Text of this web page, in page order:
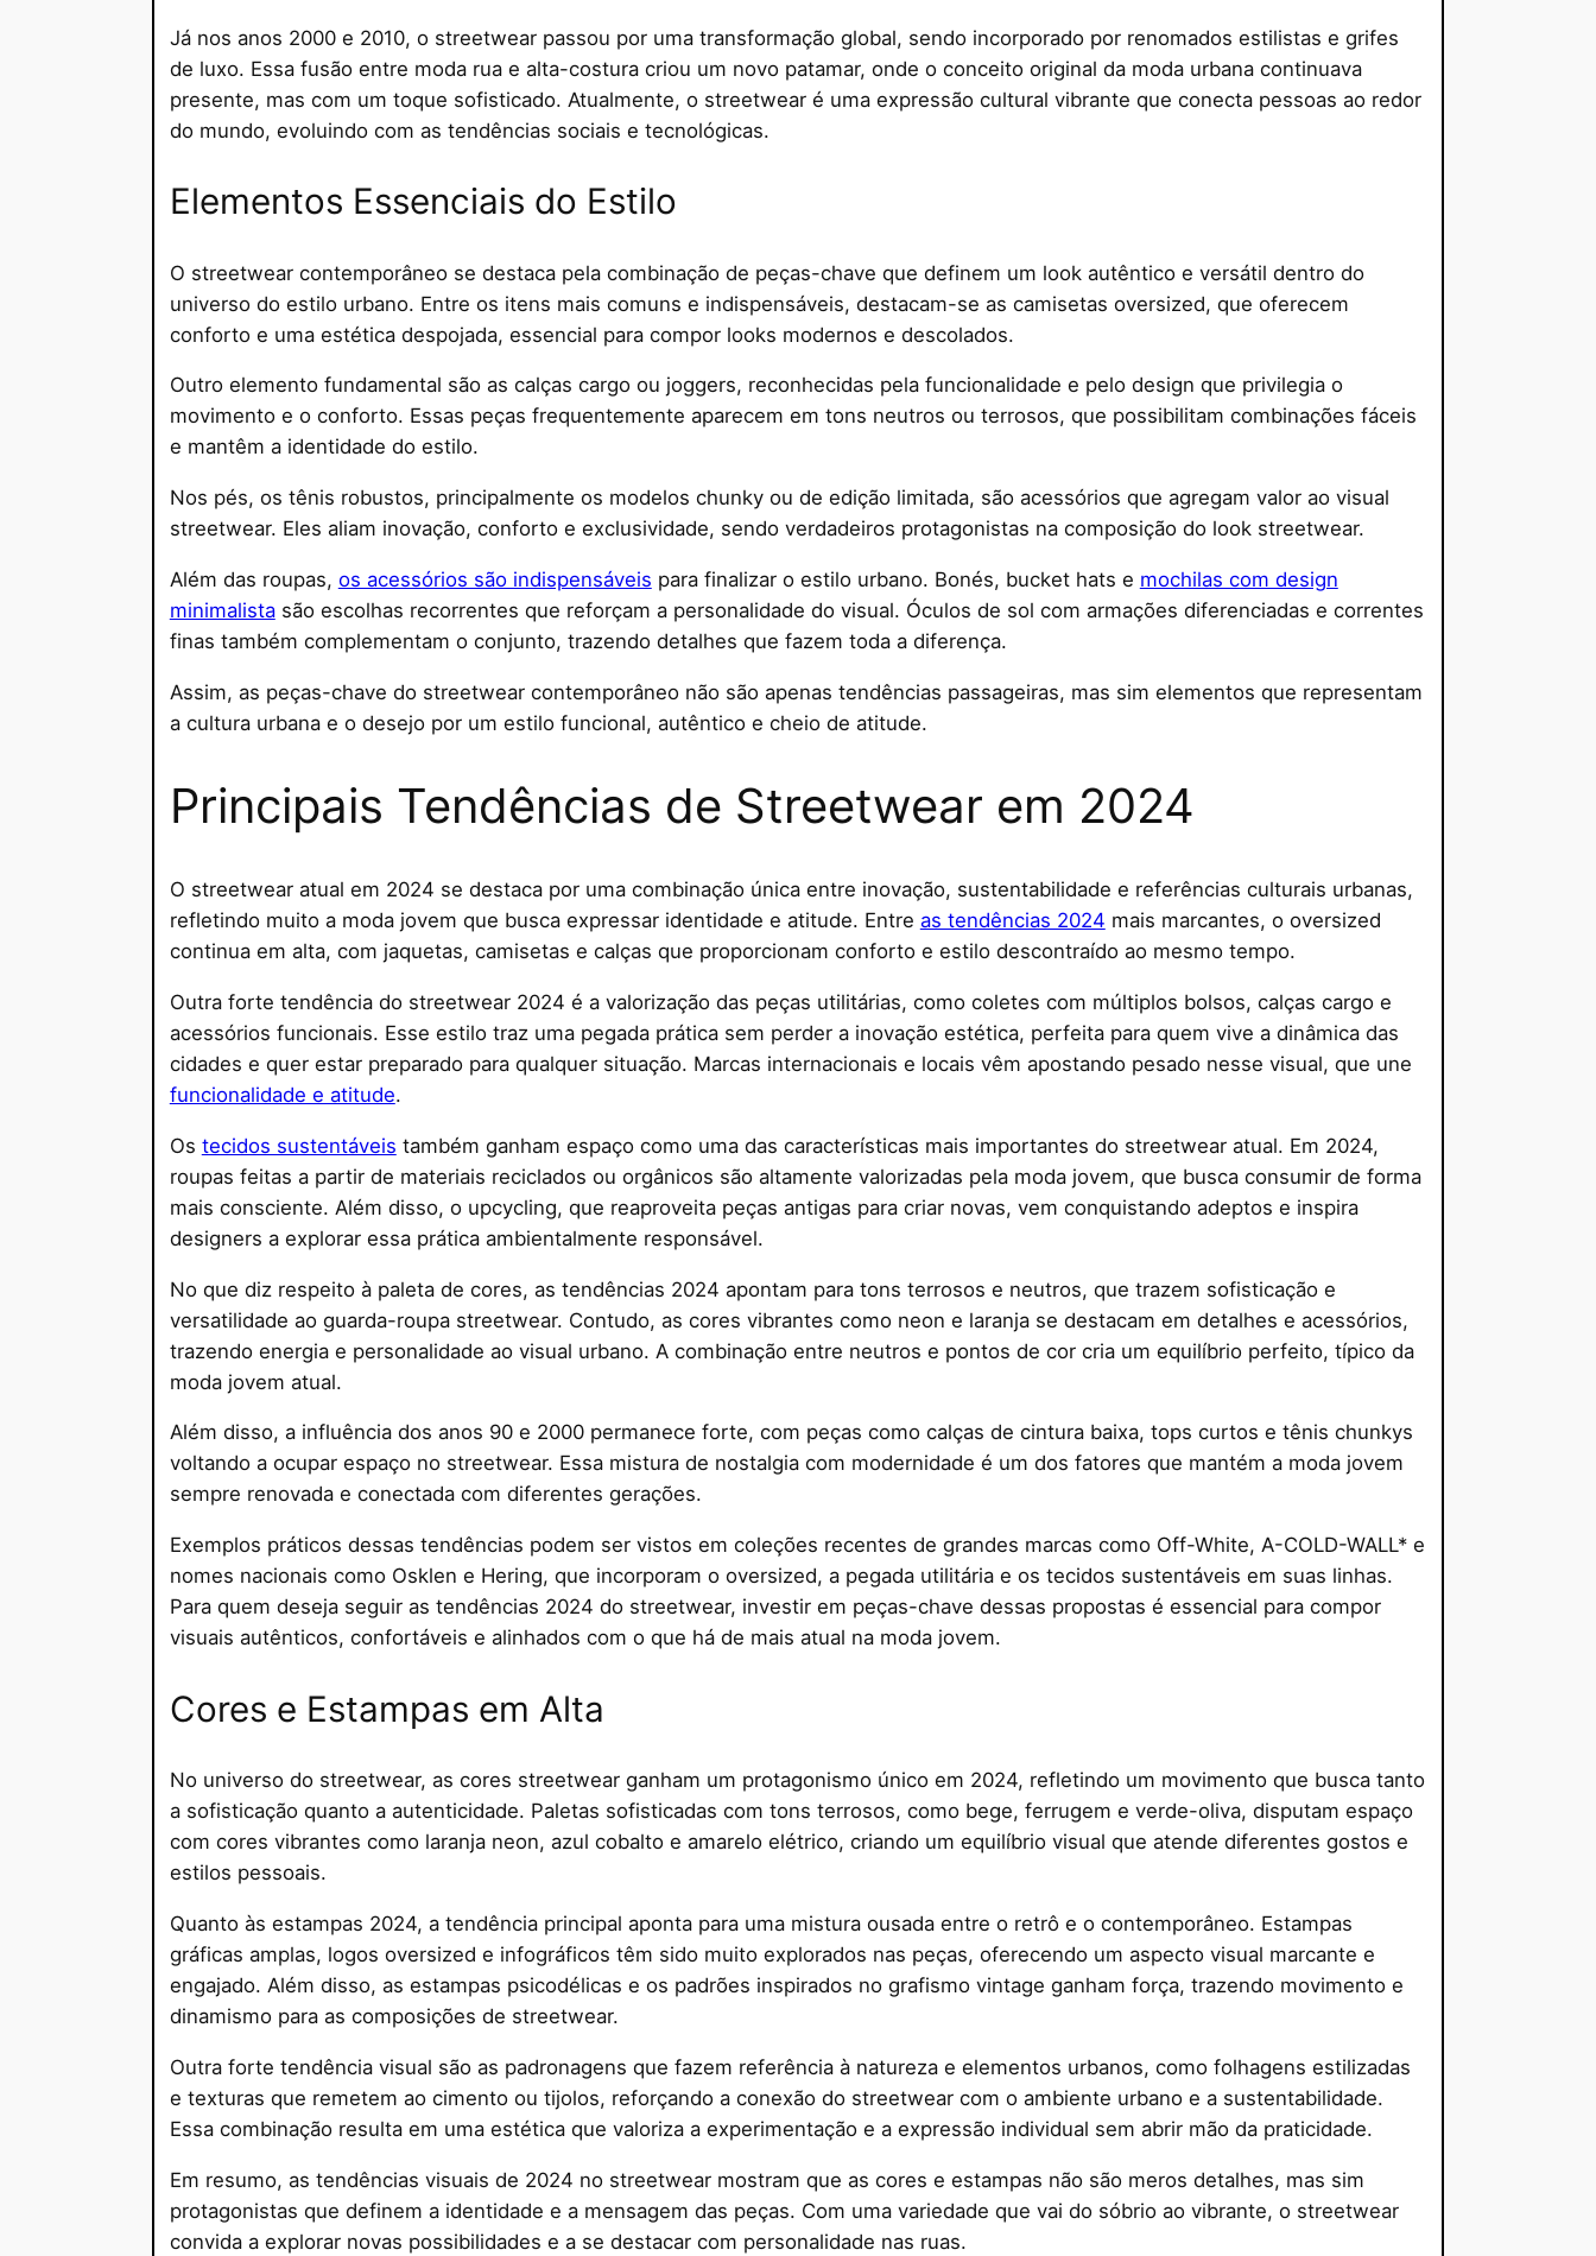
Já nos anos 2000 e 2010, o streetwear passou por uma transformação global, sendo incorporado por renomados estilistas e grifes
de luxo. Essa fusão entre moda rua e alta-costura criou um novo patamar, onde o conceito original da moda urbana continuava
presente, mas com um toque sofisticado. Atualmente, o streetwear é uma expressão cultural vibrante que conecta pessoas ao redor
do mundo, evoluindo com as tendências sociais e tecnológicas.
Elementos Essenciais do Estilo
O streetwear contemporâneo se destaca pela combinação de peças-chave que definem um look autêntico e versátil dentro do
universo do estilo urbano. Entre os itens mais comuns e indispensáveis, destacam-se as camisetas oversized, que oferecem
conforto e uma estética despojada, essencial para compor looks modernos e descolados.
Outro elemento fundamental são as calças cargo ou joggers, reconhecidas pela funcionalidade e pelo design que privilegia o
movimento e o conforto. Essas peças frequentemente aparecem em tons neutros ou terrosos, que possibilitam combinações fáceis
e mantêm a identidade do estilo.
Nos pés, os tênis robustos, principalmente os modelos chunky ou de edição limitada, são acessórios que agregam valor ao visual
streetwear. Eles aliam inovação, conforto e exclusividade, sendo verdadeiros protagonistas na composição do look streetwear.
Além das roupas, os acessórios são indispensáveis para finalizar o estilo urbano. Bonés, bucket hats e mochilas com design
minimalistasão escolhas recorrentes que reforçam a personalidade do visual. Óculos de sol com armações diferenciadas e correntes
finas também complementam o conjunto, trazendo detalhes que fazem toda a diferença.
Assim, as peças-chave do streetwear contemporâneo não são apenas tendências passageiras, mas sim elementos que representam
a cultura urbana e o desejo por um estilo funcional, autêntico e cheio de atitude.
Principais Tendências de Streetwear em 2024
O streetwear atual em 2024 se destaca por uma combinação única entre inovação, sustentabilidade e referências culturais urbanas,
refletindo muito a moda jovem que busca expressar identidade e atitude. Entre as tendências 2024 mais marcantes, o oversized
continua em alta, com jaquetas, camisetas e calças que proporcionam conforto e estilo descontraído ao mesmo tempo.
Outra forte tendência do streetwear 2024 é a valorização das peças utilitárias, como coletes com múltiplos bolsos, calças cargo e
acessórios funcionais. Esse estilo traz uma pegada prática sem perder a inovação estética, perfeita para quem vive a dinâmica das
cidades e quer estar preparado para qualquer situação. Marcas internacionais e locais vêm apostando pesado nesse visual, que une
funcionalidade e atitude.
Os tecidos sustentáveis também ganham espaço como uma das características mais importantes do streetwear atual. Em 2024,
roupas feitas a partir de materiais reciclados ou orgânicos são altamente valorizadas pela moda jovem, que busca consumir de forma
mais consciente. Além disso, o upcycling, que reaproveita peças antigas para criar novas, vem conquistando adeptos e inspira
designers a explorar essa prática ambientalmente responsável.
No que diz respeito à paleta de cores, as tendências 2024 apontam para tons terrosos e neutros, que trazem sofisticação e
versatilidade ao guarda-roupa streetwear. Contudo, as cores vibrantes como neon e laranja se destacam em detalhes e acessórios,
trazendo energia e personalidade ao visual urbano. A combinação entre neutros e pontos de cor cria um equilíbrio perfeito, típico da
moda jovem atual.
Além disso, a influência dos anos 90 e 2000 permanece forte, com peças como calças de cintura baixa, tops curtos e tênis chunkys
voltando a ocupar espaço no streetwear. Essa mistura de nostalgia com modernidade é um dos fatores que mantém a moda jovem
sempre renovada e conectada com diferentes gerações.
Exemplos práticos dessas tendências podem ser vistos em coleções recentes de grandes marcas como Off-White, A-COLD-WALL* e
nomes nacionais como Osklen e Hering, que incorporam o oversized, a pegada utilitária e os tecidos sustentáveis em suas linhas.
Para quem deseja seguir as tendências 2024 do streetwear, investir em peças-chave dessas propostas é essencial para compor
visuais autênticos, confortáveis e alinhados com o que há de mais atual na moda jovem.
Cores e Estampas em Alta
No universo do streetwear, as cores streetwear ganham um protagonismo único em 2024, refletindo um movimento que busca tanto
a sofisticação quanto a autenticidade. Paletas sofisticadas com tons terrosos, como bege, ferrugem e verde-oliva, disputam espaço
com cores vibrantes como laranja neon, azul cobalto e amarelo elétrico, criando um equilíbrio visual que atende diferentes gostos e
estilos pessoais.
Quanto às estampas 2024, a tendência principal aponta para uma mistura ousada entre o retrô e o contemporâneo. Estampas
gráficas amplas, logos oversized e infográficos têm sido muito explorados nas peças, oferecendo um aspecto visual marcante e
engajado. Além disso, as estampas psicodélicas e os padrões inspirados no grafismo vintage ganham força, trazendo movimento e
dinamismo para as composições de streetwear.
Outra forte tendência visual são as padronagens que fazem referência à natureza e elementos urbanos, como folhagens estilizadas
e texturas que remetem ao cimento ou tijolos, reforçando a conexão do streetwear com o ambiente urbano e a sustentabilidade.
Essa combinação resulta em uma estética que valoriza a experimentação e a expressão individual sem abrir mão da praticidade.
Em resumo, as tendências visuais de 2024 no streetwear mostram que as cores e estampas não são meros detalhes, mas sim
protagonistas que definem a identidade e a mensagem das peças. Com uma variedade que vai do sóbrio ao vibrante, o streetwear
convida a explorar novas possibilidades e a se destacar com personalidade nas ruas.